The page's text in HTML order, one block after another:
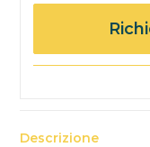
Descrizione